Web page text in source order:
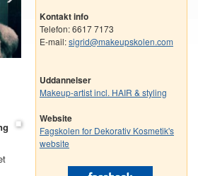
Kontakt info
Telefon: 6617 7173
E-mail:sigrid@makeupskolen.com
Uddannelser
Makeup-artist incl. HAIR & styling
Website
Fagskolen for Dekorativ Kosmetik's
website